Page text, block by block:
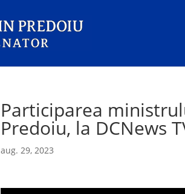
Participarea
Predoiu, la DCNews
aug. 29, 2023